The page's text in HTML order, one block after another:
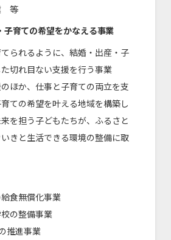
等
子育ての希望をかなえる事業
られるように、結婚・出産・子
切れ目ない支援を行う事業
ほか、仕事と子育ての両立を支
ての希望を叶える地域を構築し
を担う子どもたちが、ふるさと
きと生活できる環境の整備に取
食無償化事業
の整備事業
推進事業